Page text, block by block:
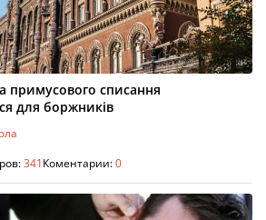
примусового списання
для боржників
341Коментарии:0